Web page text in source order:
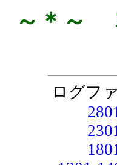
～＊～
ログフ